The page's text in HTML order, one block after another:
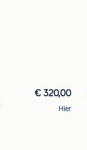
€ 320,00
Hier